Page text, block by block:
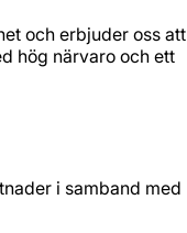
och erbjuder oss att
hög närvaro och ett
i samband med